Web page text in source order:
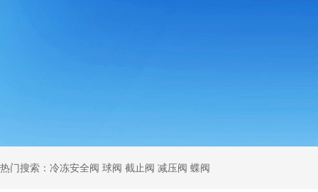
热门搜索：冷冻安全阀 球阀 截止阀 减压阀 蝶阀